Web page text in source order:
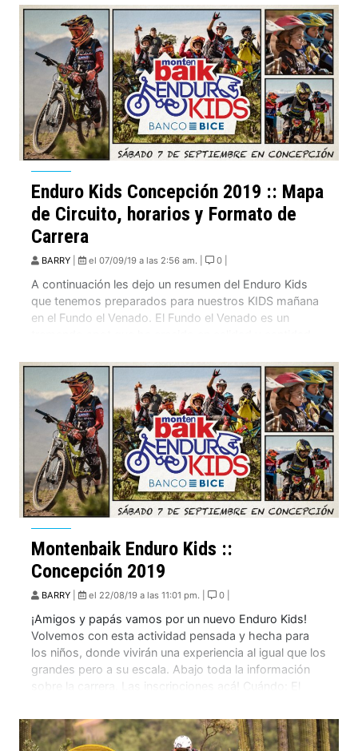
Enduro Kids Concepción 2019 :: Mapa
de Circuito, horarios y Formato de
Carrera
BARRY el 07/09/19 a las 2:56 am. | 0 |
A continuación les dejo un resumen del Enduro Kids
que tenemos preparados para nuestros KIDS mañana
en el Fundo el Venado. El Fundo el Venado es un
Pedro de la Paz y que tiene una filosofía de […]
Montenbaik Enduro Kids ::
Concepción 2019
BARRY el 22/08/19 a las 11:01 pm. | 0 |
¡Amigos y papás vamos por un nuevo Enduro Kids!
Volvemos con esta actividad pensada y hecha para
los niños, donde vivirán una experiencia al igual que los
grandes pero a su escala. Abajo toda la información
sobre la carrera. Las inscripciones acá! Cuándo: El
septiembre. Dónde: Fundo El Venado, s/n. San […]